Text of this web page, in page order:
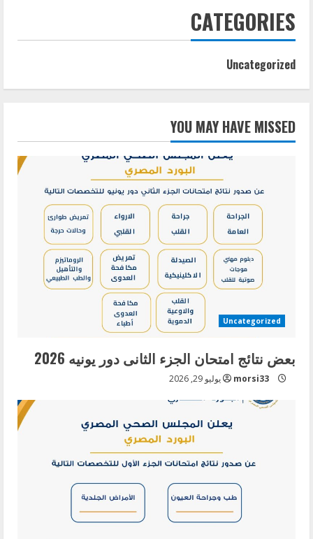
CATEGORIES
Uncategorized
YOU MAY HAVE MISSED
Uncategorized
بعض نتائج امتحان الجزء الثانى دور يونيه 2026
morsi33 يوليو 29, 2026